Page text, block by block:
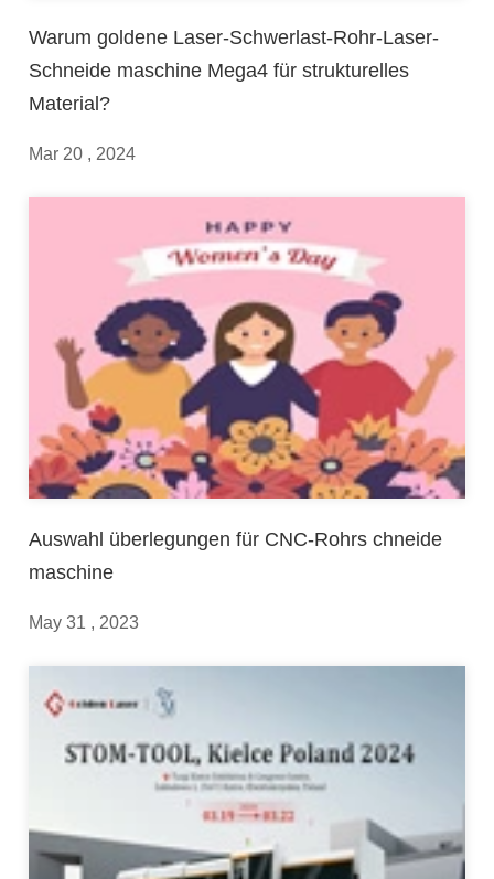
Warum goldene Laser-Schwerlast-Rohr-Laser-
Schneide maschine Mega4 für strukturelles
Material?
Mar 20 , 2024
Auswahl überlegungen für CNC-Rohrs chneide
maschine
May 31 , 2023